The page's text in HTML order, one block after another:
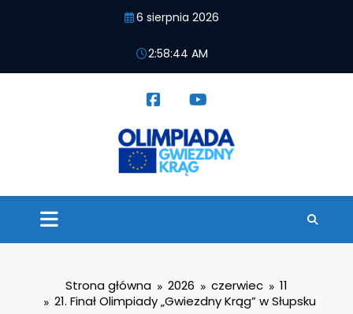
6 sierpnia 2026
2:58:44 AM
Strona główna 2026 czerwiec
11
21. Finał Olimpiady „Gwiezdny Krąg” w Słupsku